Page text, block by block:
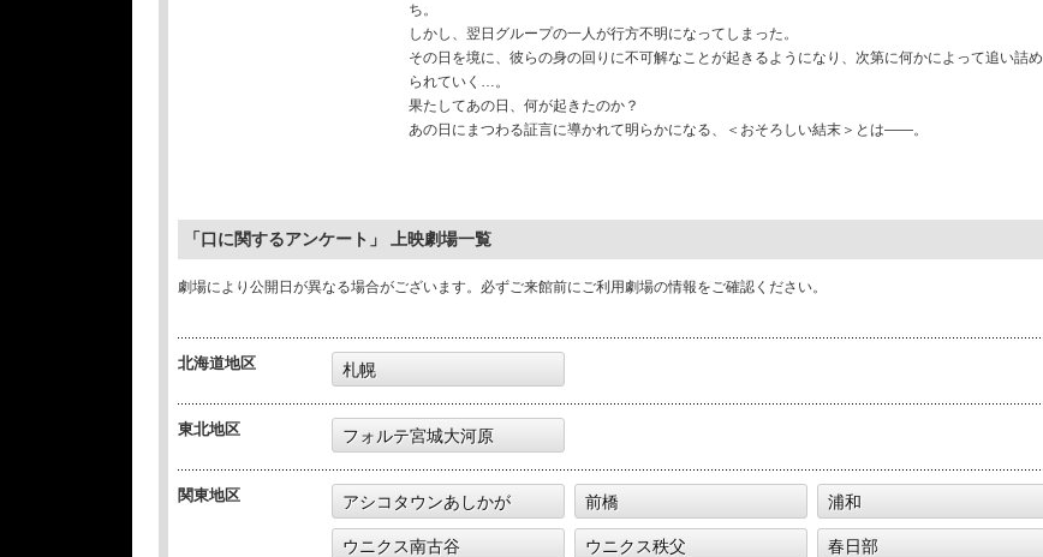
ち。
しかし、翌日グループの一人が行方不明になってしまった。
その日を境に、彼らの身の回りに不可解なことが起きるようになり、次第に何かによって追い詰め
られていく…。
果たしてあの日、何が起きたのか？
あの日にまつわる証言に導かれて明らかになる、＜おそろしい結末＞とは――。
「口に関するアンケート」 上映劇場一覧
劇場により公開日が異なる場合がございます。必ずご来館前にご利用劇場の情報をご確認ください。
北海道地区 札幌
東北地区 フォルテ宮城大河原
関東地区 アシコタウンあしかが 前橋 浦和
ウニクス南古谷 ウニクス秩父 春日部